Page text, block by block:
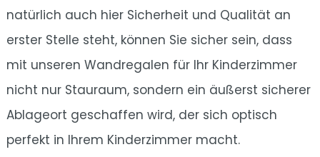
natürlich auch hier Sicherheit und Qualität an
erster Stelle steht, können Sie sicher sein, dass
mit unseren Wandregalen für Ihr Kinderzimmer
nicht nur Stauraum, sondern ein äußerst sicherer
Ablageort geschaffen wird, der sich optisch
perfekt in Ihrem Kinderzimmer macht.